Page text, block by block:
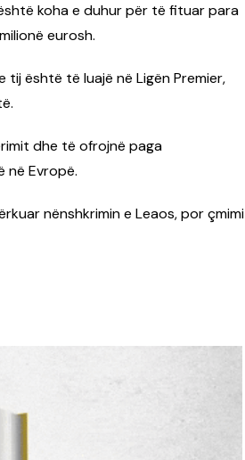
koha e duhur për të fituar para
eurosh.
është të luajë në Ligën Premier,
dhe të ofrojnë paga
në Evropë.
nënshkrimin e Leaos, por çmimi